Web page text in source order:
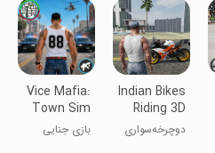
Indian Bikes
Riding 3D
دوچرخه‌سواری
Vice Mafia:
Town Sim
Game
بازی جنایی